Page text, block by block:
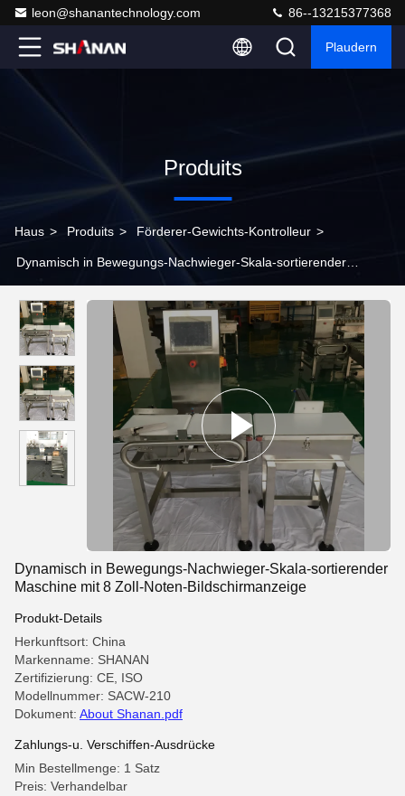
leon@shanantechnology.com 86--13215377368
Plaudern
Produits
Haus > Produits > Förderer-Gewichts-Kontrolleur >
Dynamisch in Bewegungs-Nachwieger-Skala-sortierender
Dynamisch in Bewegungs-Nachwieger-Skala-sortierender
Maschine mit 8 Zoll-Noten-Bildschirmanzeige
Produkt-Details
Herkunftsort: China
Markenname: SHANAN
Zertifizierung: CE, ISO
Modellnummer: SACW-210
Dokument: About Shanan.pdf
Zahlungs-u. Verschiffen-Ausdrücke
Min Bestellmenge: 1 Satz
Preis: Verhandelbar